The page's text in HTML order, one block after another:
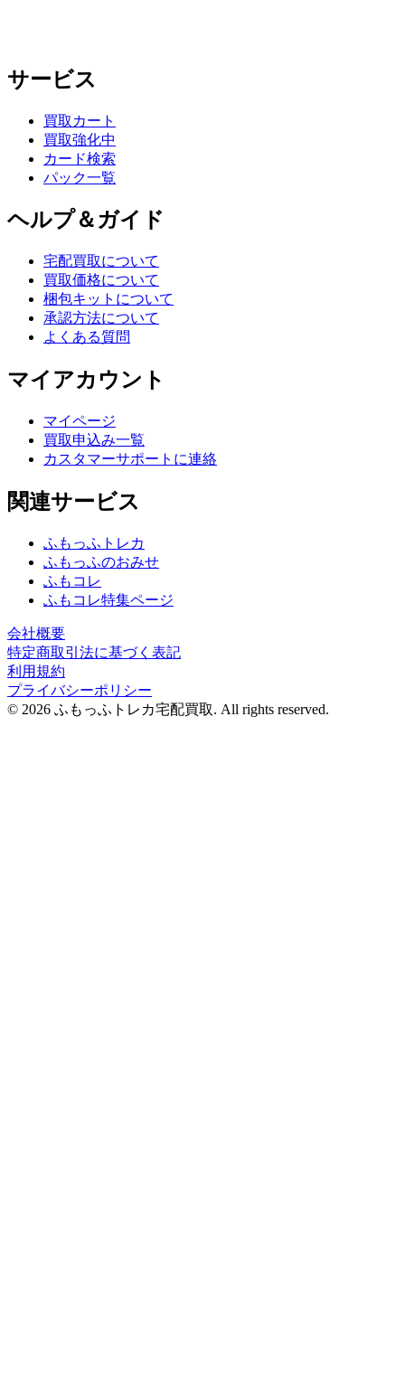
サービス
買取カート
買取強化中
カード検索
パック一覧
ヘルプ＆ガイド
宅配買取について
買取価格について
梱包キットについて
承認方法について
よくある質問
マイアカウント
マイページ
買取申込み一覧
カスタマーサポートに連絡
関連サービス
ふもっふトレカ
ふもっふのおみせ
ふもコレ
ふもコレ特集ページ
会社概要
特定商取引法に基づく表記
利用規約
プライバシーポリシー
© 2026 ふもっふトレカ宅配買取. All rights reserved.